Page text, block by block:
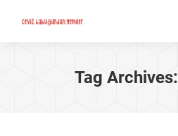
Tag Archives: